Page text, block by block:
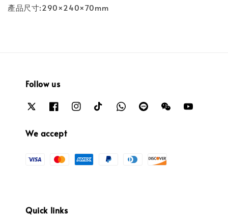
產品尺寸:290×240×70mm
Follow us
We accept
Quick links